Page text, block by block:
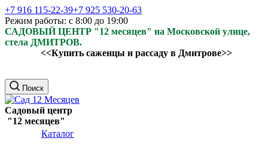
+7 916 115-22-39+7 925 530-20-63
Режим работы: с 8:00 до 19:00
САДОВЫЙ ЦЕНТР "12 месяцев" на Московской улице,
стела ДМИТРОВ.
<<Купить саженцы и рассаду в Дмитрове>>
Поиск
Садовый центр
"12 месяцев"
Каталог